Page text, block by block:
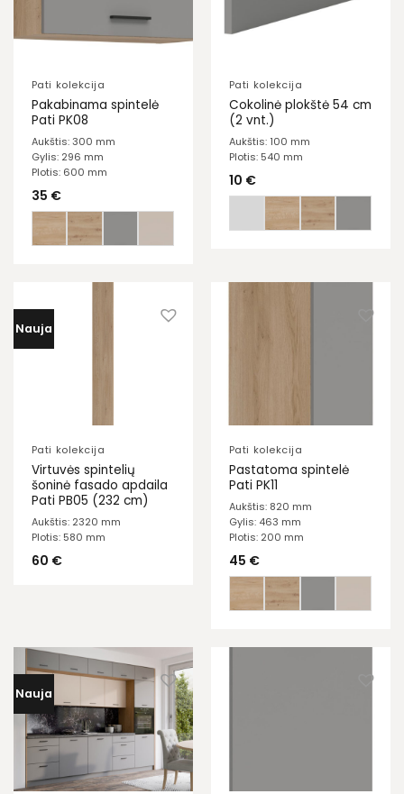
Pati kolekcija
Pakabinama spintelė
Pati PK08
Aukštis: 300 mm
Gylis: 296 mm
Plotis: 600 mm
35 €
Pati kolekcija
Cokolinė plokštė 54 cm
(2 vnt.)
Aukštis: 100 mm
Plotis: 540 mm
10 €
Nauja
Pati kolekcija
Virtuvės spintelių
šoninė fasado apdaila
Pati PB05 (232 cm)
Aukštis: 2320 mm
Plotis: 580 mm
60 €
Pati kolekcija
Pastatoma spintelė
Pati PK11
Aukštis: 820 mm
Gylis: 463 mm
Plotis: 200 mm
45 €
Nauja